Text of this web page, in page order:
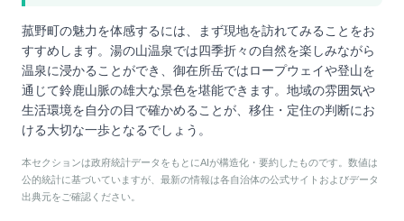
菰野町の魅力を体感するには、まず現地を訪れてみることをお
すすめします。湯の山温泉では四季折々の自然を楽しみながら
温泉に浸かることができ、御在所岳ではロープウェイや登山を
通じて鈴鹿山脈の雄大な景色を堪能できます。地域の雰囲気や
生活環境を自分の目で確かめることが、移住・定住の判断にお
ける大切な一歩となるでしょう。
本セクションは政府統計データをもとにAIが構造化・要約したものです。数値は
公的統計に基づいていますが、最新の情報は各自治体の公式サイトおよびデータ
出典元をご確認ください。